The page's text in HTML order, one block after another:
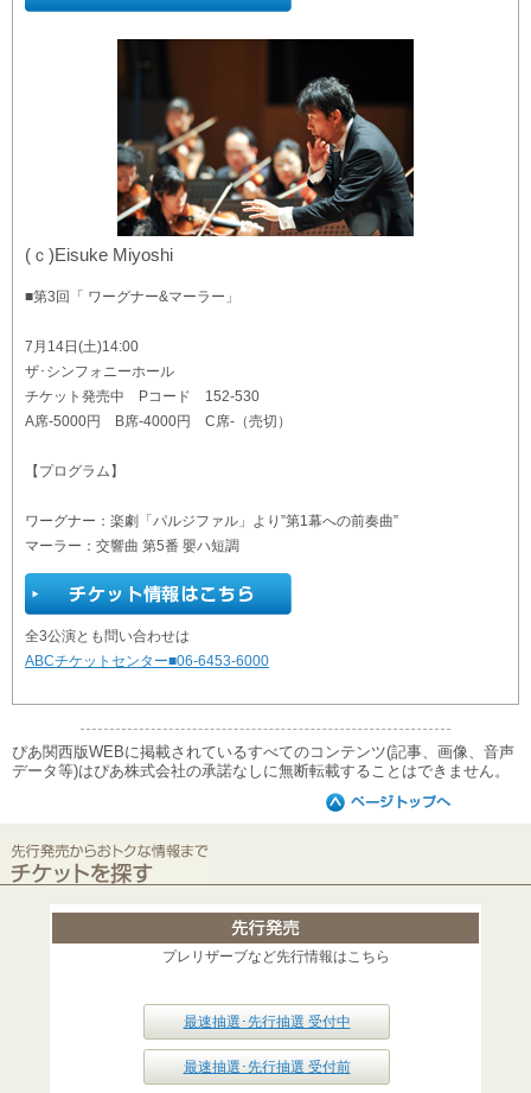
(ｃ)Eisuke Miyoshi
■第3回「 ワーグナー&マーラー」
7月14日(土)14:00
ザ･シンフォニーホール
チケット発売中 Pコード 152-530
A席-5000円 B席-4000円 C席-（売切）
【プログラム】
ワーグナー：楽劇「パルジファル」より”第1幕への前奏曲”
マーラー：交響曲 第5番 嬰ハ短調
全3公演とも問い合わせは
ABCチケットセンター■06-6453-6000
ぴあ関西版WEBに掲載されているすべてのコンテンツ(記事、画像、音声
データ等)はぴあ株式会社の承諾なしに無断転載することはできません。
プレリザーブなど先行情報はこちら
最速抽選･先行抽選 受付中
最速抽選･先行抽選 受付前